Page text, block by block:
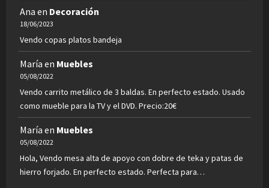
Ana en Decoración
18/06/2023
Vendo copas platos bandeja
María en Muebles
05/08/2022
Vendo carrito metálico de 3 baldas. En perfecto estado. Usado
como mueble para la TV y el DVD. Precio:20€
María en Muebles
05/08/2022
Hola, Vendo mesa alta de apoyo con dobre de teka y patas de
hierro forjado. En perfecto estado. Perfecta para…